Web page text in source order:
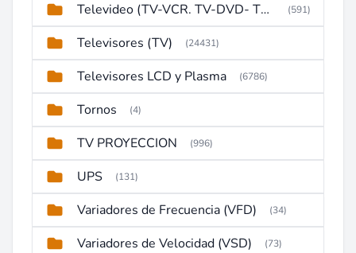
Televideo (TV-VCR. TV-DVD- TV-DVD-VCR) (591)
Televisores (TV) (24431)
Televisores LCD y Plasma (6786)
Tornos (4)
TV PROYECCION (996)
UPS (131)
Variadores de Frecuencia (VFD) (34)
Variadores de Velocidad (VSD) (73)